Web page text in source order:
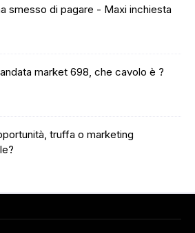
smesso di pagare - Maxi inchiesta
market 698, che cavolo è ?
truffa o marketing